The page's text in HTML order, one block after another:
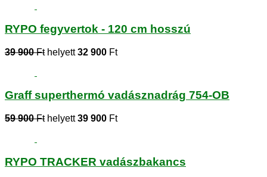
RYPO fegyvertok - 120 cm hosszú
39 900 Fthelyett32 900 Ft
Graff superthermó vadásznadrág 754-OB
59 900 Fthelyett39 900 Ft
RYPO TRACKER vadászbakancs